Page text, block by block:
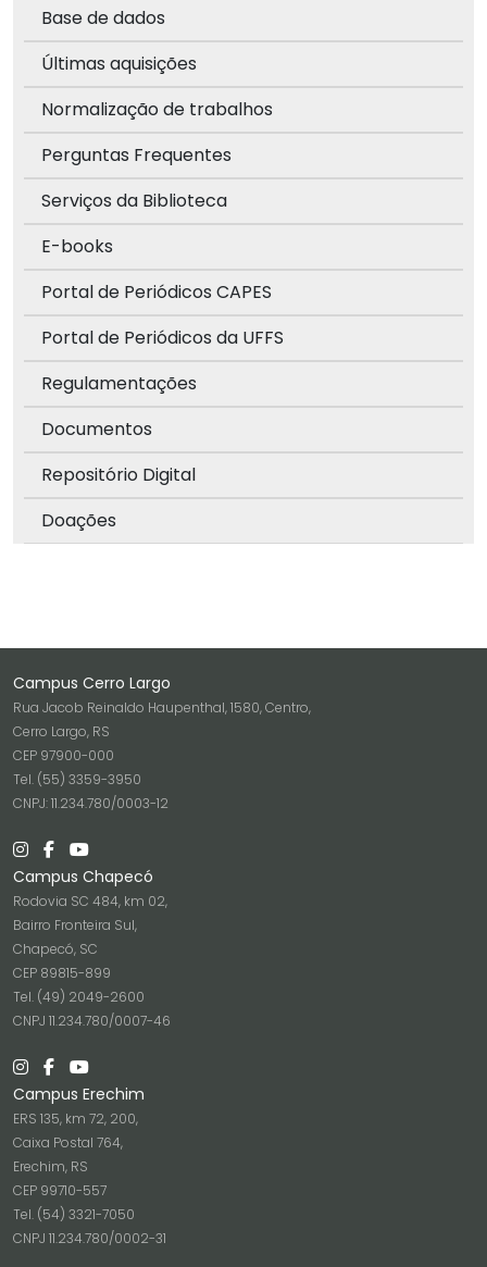
Base de dados
Últimas aquisições
Normalização de trabalhos
Perguntas Frequentes
Serviços da Biblioteca
E-books
Portal de Periódicos CAPES
Portal de Periódicos da UFFS
Regulamentações
Documentos
Repositório Digital
Doações
Campus Cerro Largo
Rua Jacob Reinaldo Haupenthal, 1580, Centro,
Cerro Largo, RS
CEP 97900-000
Tel. (55) 3359-3950
CNPJ: 11.234.780/0003-12
Campus Chapecó
Rodovia SC 484, km 02,
Bairro Fronteira Sul,
Chapecó, SC
CEP 89815-899
Tel. (49) 2049-2600
CNPJ 11.234.780/0007-46
Campus Erechim
ERS 135, km 72, 200,
Caixa Postal 764,
Erechim, RS
CEP 99710-557
Tel. (54) 3321-7050
CNPJ 11.234.780/0002-31